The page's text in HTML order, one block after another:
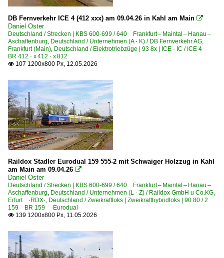
DB Fernverkehr ICE 4 (412 xxx) am 09.04.26 in Kahl am Main 
Daniel Oster
Deutschland / Strecken | KBS 600-699 / 640 Frankfurt – Maintal – Hanau –
Aschaffenburg, Deutschland / Unternehmen (A - K) / DB Fernverkehr AG,
Frankfurt (Main), Deutschland / Elektrotriebzüge | 93 8x | ICE - IC / ICE 4
BR 412 · x 412 · x 812
 107 1200x800 Px, 12.05.2026
Raildox Stadler Eurodual 159 555-2 mit Schwaiger Holzzug in Kahl
am Main am 09.04.26 
Daniel Oster
Deutschland / Strecken | KBS 600-699 / 640 Frankfurt – Maintal – Hanau –
Aschaffenburg, Deutschland / Unternehmen (L - Z) / Raildox GmbH u Co.KG,
Erfurt ·RDX·, Deutschland / Zweikraftloks | Zweikrafthybridloks | 90 80 / 2
159 BR 159 ·Eurodual·
 139 1200x800 Px, 11.05.2026